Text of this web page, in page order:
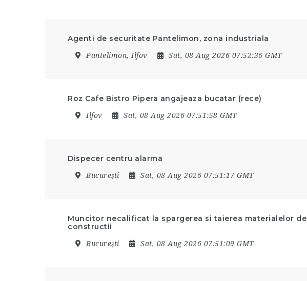
Agenti de securitate Pantelimon, zona industriala
Pantelimon, Ilfov Sat, 08 Aug 2026 07:52:36 GMT
Roz Cafe Bistro Pipera angajeaza bucatar (rece)
Ilfov Sat, 08 Aug 2026 07:51:58 GMT
Dispecer centru alarma
București Sat, 08 Aug 2026 07:51:17 GMT
Muncitor necalificat la spargerea si taierea materialelor de
constructii
București Sat, 08 Aug 2026 07:51:09 GMT